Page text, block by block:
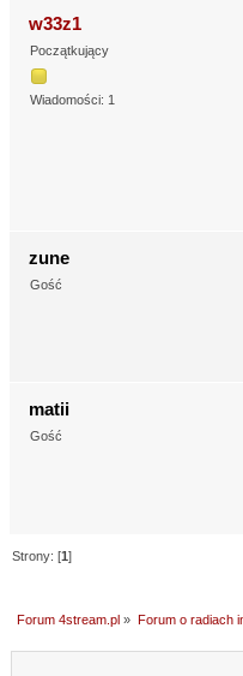
w33z1
Początkujący
Wiadomości: 1
zune
Gość
matii
Gość
Strony: [1]
Forum 4stream.pl » Forum o radiach